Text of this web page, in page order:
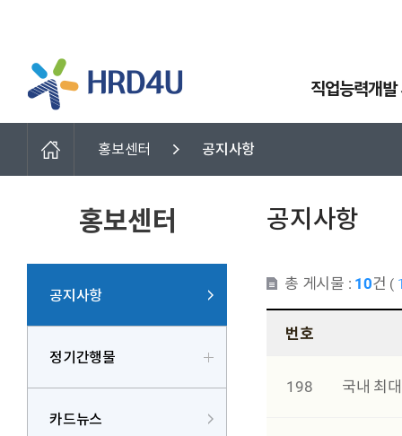
직업능력개발
홍보센터 공지사항
홍보센터
공지사항
정기간행물
카드뉴스
공지사항
총 게시물 : 10건 (
번호
198 국내 최